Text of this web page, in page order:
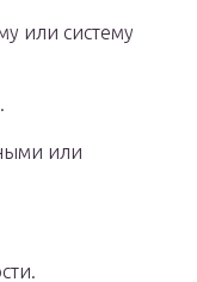
или систему
или